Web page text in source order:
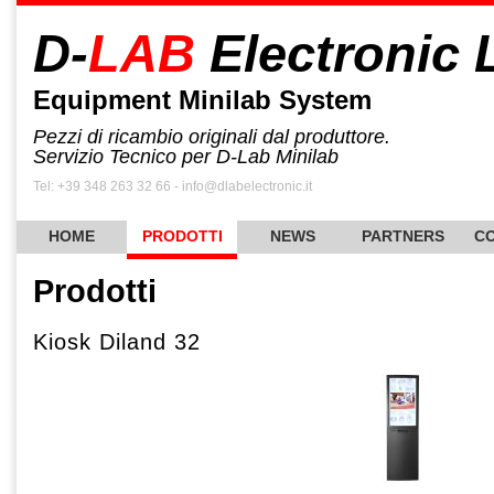
D-LAB Electronic
Equipment Minilab System
Pezzi di ricambio originali dal produttore.
Servizio Tecnico per D-Lab Minilab
Tel: +39 348 263 32 66 - info@dlabelectronic.it
HOME PRODOTTI NEWS PARTNERS
Prodotti
Kiosk Diland 32